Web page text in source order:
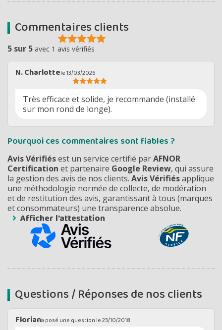
Commentaires clients
5 sur 5 avec 1 avis vérifiés
N. Charlottele 13/03/2026
Très efficace et solide, je recommande (installé
sur mon rond de longe).
Pourquoi ces commentaires sont fiables ?
Avis Vérifiésest un service certifié parAFNOR
Certification et partenaire Google Review, qui assure
la gestion des avis de nos clients. Avis Vérifiésapplique
une méthodologie normée de collecte, de modération
et de restitution des avis, garantissant à tous (marques
et consommateurs) une transparence absolue.
Afficher l'attestation
Questions / Réponses de nos clients
Floriana posé une question le23/10/2018